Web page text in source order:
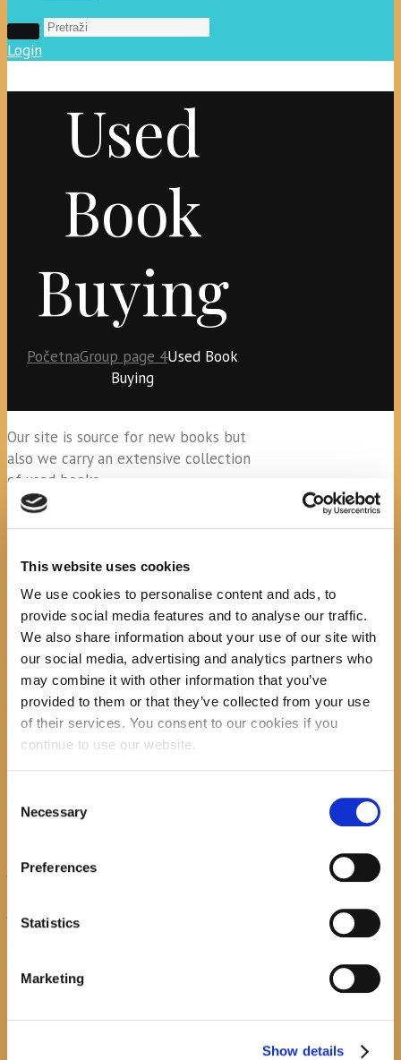
This website uses cookies
We use cookies to personalise content and ads, to
provide social media features and to analyse our traffic.
We also share information about your use of our site with
our social media, advertising and analytics partners who
may combine it with other information that you’ve
provided to them or that they’ve collected from your use
of their services. You consent to our cookies if you
continue to use our website.
Selection
Necessary
Preferences
Statistics
Marketing
Show details
Login
Used
Book
Buying
PočetnaGroup page 4Used Book
Buying
Our site is source for new books but
also we carry an extensive collection
of used books.
Search
recent posts
Promocija zbirke pjesama "Iz
poshumno Tihorad Mijo Bartulović
July 20, 20260
Javni natječaj za imenovanje
ravnatelja/ravnateljice Općinske